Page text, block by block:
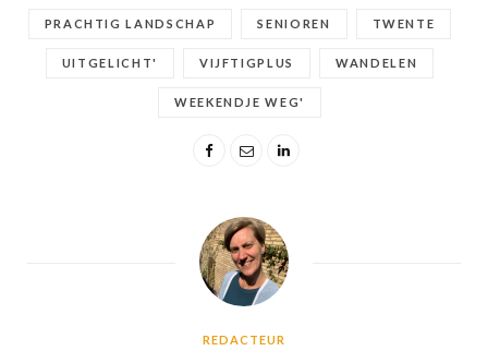
PRACHTIG LANDSCHAP SENIOREN TWENTE
UITGELICHT' VIJFTIGPLUS WANDELEN
WEEKENDJE WEG'
REDACTEUR